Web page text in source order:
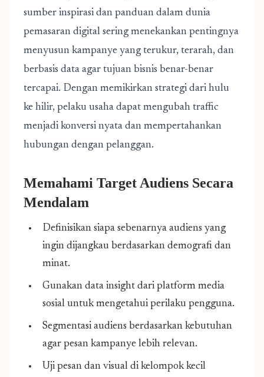
sumber inspirasi dan panduan dalam dunia
pemasaran digital sering menekankan pentingnya
menyusun kampanye yang terukur, terarah, dan
berbasis data agar tujuan bisnis benar-benar
tercapai. Dengan memikirkan strategi dari hulu
ke hilir, pelaku usaha dapat mengubah traffic
menjadi konversi nyata dan mempertahankan
hubungan dengan pelanggan.
Memahami Target Audiens Secara
Mendalam
Definisikan siapa sebenarnya audiens yang
ingin dijangkau berdasarkan demografi dan
minat.
Gunakan data insight dari platform media
sosial untuk mengetahui perilaku pengguna.
Segmentasi audiens berdasarkan kebutuhan
agar pesan kampanye lebih relevan.
Uji pesan dan visual di kelompok kecil